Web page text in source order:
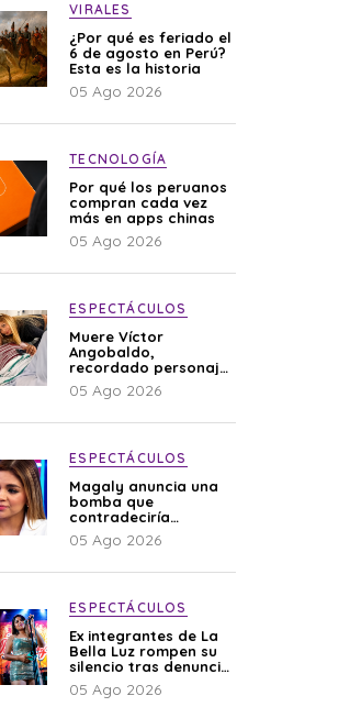
VIRALES
¿Por qué es feriado el
6 de agosto en Perú?
Esta es la historia
05 Ago 2026
TECNOLOGÍA
Por qué los peruanos
compran cada vez
más en apps chinas
05 Ago 2026
ESPECTÁCULOS
Muere Víctor
Angobaldo,
recordado personaje
de la farándula y
expareja de Shirley
05 Ago 2026
ESPECTÁCULOS
Magaly anuncia una
bomba que
contradeciría
comunicado de La
Bella Luz: “Hay un
05 Ago 2026
ESPECTÁCULOS
Ex integrantes de La
Bella Luz rompen su
silencio tras denuncia
de Naldy: “Todo el
mundo lo sabía”
05 Ago 2026